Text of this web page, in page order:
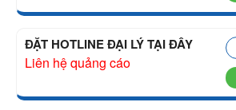
ĐẶT HOTLINE ĐẠI LÝ TẠI ĐÂY
Liên hệ quảng cáo